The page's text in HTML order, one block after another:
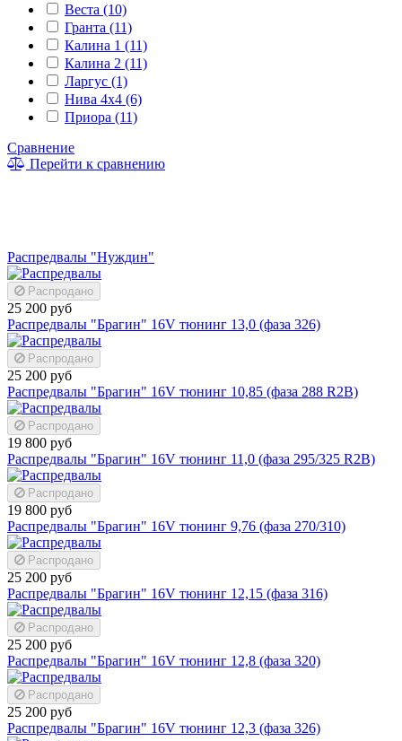
Веста (10)
Гранта (11)
Калина 1 (11)
Калина 2 (11)
Ларгус (1)
Нива 4x4 (6)
Приора (11)
Сравнение
Перейти к сравнению
Распредвалы "Нуждин"
Распродано
25 200 руб
Распредвалы "Брагин" 16V тюнинг 13,0 (фаза 326)
Распродано
25 200 руб
Распредвалы "Брагин" 16V тюнинг 10,85 (фаза 288 R2B)
Распродано
19 800 руб
Распредвалы "Брагин" 16V тюнинг 11,0 (фаза 295/325 R2B)
Распродано
19 800 руб
Распредвалы "Брагин" 16V тюнинг 9,76 (фаза 270/310)
Распродано
25 200 руб
Распредвалы "Брагин" 16V тюнинг 12,15 (фаза 316)
Распродано
25 200 руб
Распредвалы "Брагин" 16V тюнинг 12,8 (фаза 320)
Распродано
25 200 руб
Распредвалы "Брагин" 16V тюнинг 12,3 (фаза 326)